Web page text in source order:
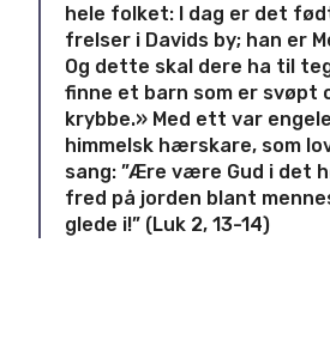
hele folket: I dag er det
frelser i Davids by; han er
Og dette skal dere ha til
finne et barn som er svøpt
krybbe.» Med ett var
himmelsk hærskare, som
sang: ”Ære være Gud i det
fred på jorden blant
glede i!” (Luk 2, 13-14)